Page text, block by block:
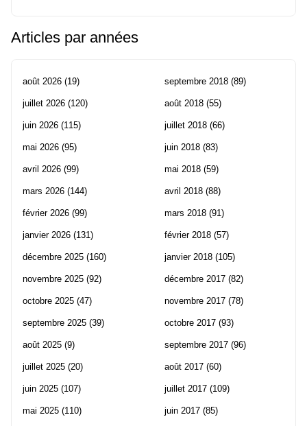
Articles par années
août 2026 (19)
juillet 2026 (120)
juin 2026 (115)
mai 2026 (95)
avril 2026 (99)
mars 2026 (144)
février 2026 (99)
janvier 2026 (131)
décembre 2025 (160)
novembre 2025 (92)
octobre 2025 (47)
septembre 2025 (39)
août 2025 (9)
juillet 2025 (20)
juin 2025 (107)
mai 2025 (110)
septembre 2018 (89)
août 2018 (55)
juillet 2018 (66)
juin 2018 (83)
mai 2018 (59)
avril 2018 (88)
mars 2018 (91)
février 2018 (57)
janvier 2018 (105)
décembre 2017 (82)
novembre 2017 (78)
octobre 2017 (93)
septembre 2017 (96)
août 2017 (60)
juillet 2017 (109)
juin 2017 (85)